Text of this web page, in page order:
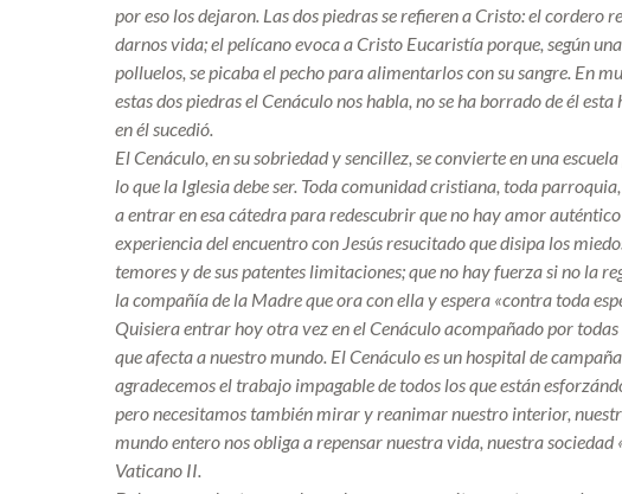
por eso los dejaron. Las dos piedras se refieren a Cristo: el
darnos vida; el pelícano evoca a Cristo Eucaristía porque, según
polluelos, se picaba el pecho para alimentarlos con su sangre. En
estas dos piedras el Cenáculo nos habla, no se ha borrado de él
en él sucedió.
El Cenáculo, en su sobriedad y sencillez, se convierte en una
lo que la Iglesia debe ser. Toda comunidad cristiana, toda
a entrar en esa cátedra para redescubrir que no hay amor
experiencia del encuentro con Jesús resucitado que disipa los
temores y de sus patentes limitaciones; que no hay fuerza si no la
la compañía de la Madre que ora con ella y espera «contra toda
Quisiera entrar hoy otra vez en el Cenáculo acompañado por
que afecta a nuestro mundo. El Cenáculo es un hospital de
agradecemos el trabajo impagable de todos los que están
pero necesitamos también mirar y reanimar nuestro interior,
mundo entero nos obliga a repensar nuestra vida, nuestra
Vaticano II.